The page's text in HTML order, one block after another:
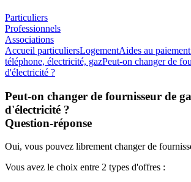
Particuliers
Professionnels
Associations
Accueil particuliersLogementAides au
téléphone, électricité, gazPeut-on changer de
d'électricité ?
Peut-on changer de fournisseur de
d'électricité ?
Question-réponse
Oui, vous pouvez librement changer de
Vous avez le choix entre 2 types d'offres :